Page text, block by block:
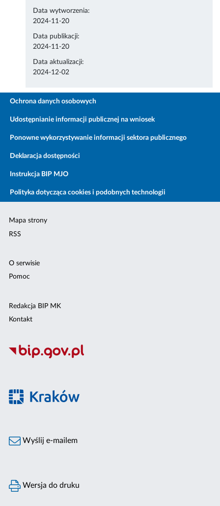
Data wytworzenia:
2024-11-20
Data publikacji:
2024-11-20
Data aktualizacji:
2024-12-02
Ochrona danych osobowych
Udostępnianie informacji publicznej na wniosek
Ponowne wykorzystywanie informacji sektora publicznego
Deklaracja dostępności
Instrukcja BIP MJO
Polityka dotycząca cookies i podobnych technologii
Mapa strony
RSS
O serwisie
Pomoc
Redakcja BIP MK
Kontakt
Wyślij e-mailem
Wersja do druku